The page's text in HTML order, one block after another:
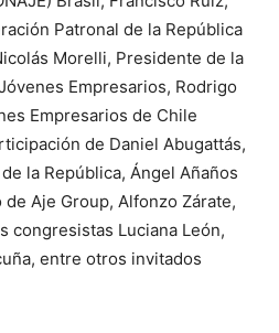
Patronal de la República
Morelli, Presidente de la
Empresarios, Rodrigo
Empresarios de Chile
de Daniel Abugattás,
la República, Ángel Añaños
Aje Group, Alfonzo Zárate,
congresistas Luciana León,
entre otros invitados